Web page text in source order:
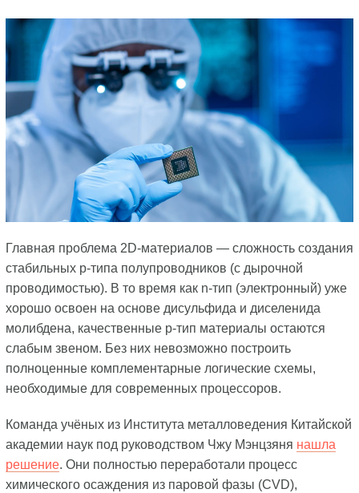
Главная проблема 2D-материалов — сложность создания
стабильных p-типа полупроводников (с дырочной
проводимостью). В то время как n-тип (электронный) уже
хорошо освоен на основе дисульфида и диселенида
молибдена, качественные p-тип материалы остаются
слабым звеном. Без них невозможно построить
полноценные комплементарные логические схемы,
необходимые для современных процессоров.
Команда учёных из Института металловедения Китайской
академии наук под руководством Чжу Мэнцзяня нашла
решение. Они полностью переработали процесс
химического осаждения из паровой фазы (CVD),